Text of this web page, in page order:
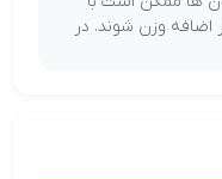
اضافه وزن شوند. در